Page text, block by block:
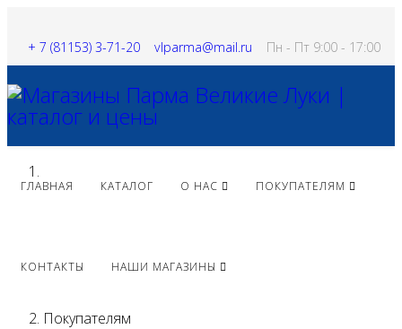
+ 7 (81153) 3-71-20 vlparma@mail.ru Пн - Пт 9:00 - 17:00
ГЛАВНАЯ КАТАЛОГ О НАС ПОКУПАТЕЛЯМ
КОНТАКТЫ НАШИ МАГАЗИНЫ
Покупателям